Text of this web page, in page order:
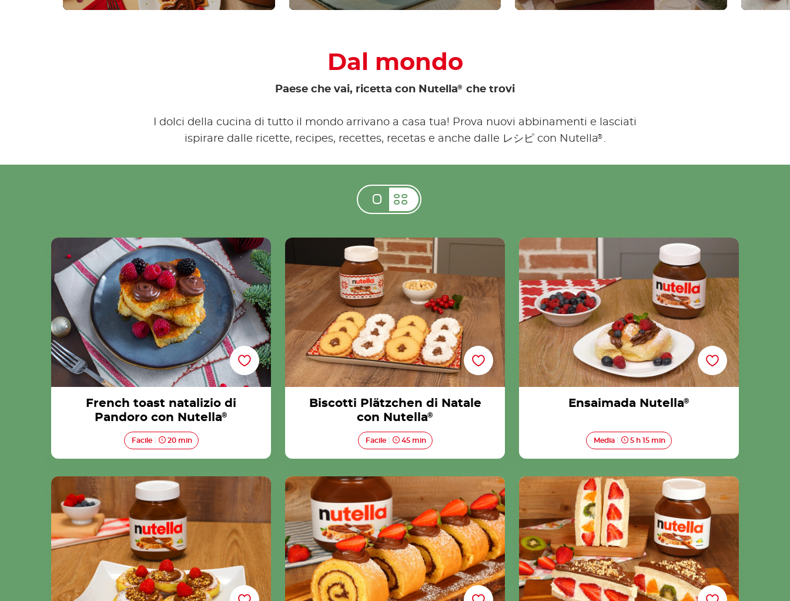
Dal mondo
Paese che vai, ricetta con Nutella® che trovi
I dolci della cucina di tutto il mondo arrivano a casa tua! Prova nuovi abbinamenti e lasciati
ispirare dalle ricette, recipes, recettes, recetas e anche dalle レシピ con Nutella® .
French toast natalizio di Pandoro con Nutella®
French toast natalizio di
Pandoro con Nutella®
Facile 20 min
Biscotti Plätzchen di Natale con Nutella®
Biscotti Plätzchen di Natale
con Nutella®
Facile 45 min
Ensaimada Nutella®
Ensaimada Nutella®
Media 5 h 15 min
Syrniki con Nutella<sup>®</sup> Rotolo Svizzero con Nutella® Ricetta Fruit sando con Nutella® Ricetta